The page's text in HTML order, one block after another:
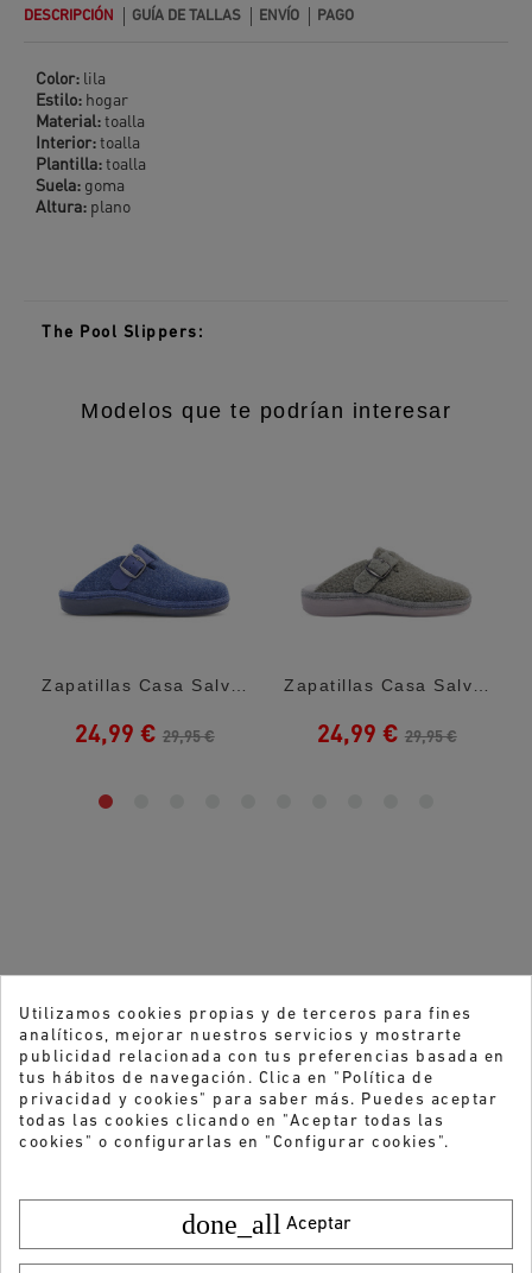
DESCRIPCIÓN GUÍA DE TALLAS ENVÍO PAGO
Color: lila
Estilo: hogar
Material:toalla
Interior:toalla
Plantilla:toalla
Suela: goma
Altura: plano
The Pool Slippers:
Modelos que te podrían interesar
24,99 € 29,95 € 24,99 € 29,95 €
Utilizamos cookies propias y de terceros para fines
analíticos, mejorar nuestros servicios y mostrarte
publicidad relacionada con tus preferencias basada en
tus hábitos de navegación. Clica en "Política de
privacidad y cookies" para saber más. Puedes aceptar
todas las cookies clicando en "Aceptar todas las
cookies" o configurarlas en "Configurar cookies".
done_all Aceptar